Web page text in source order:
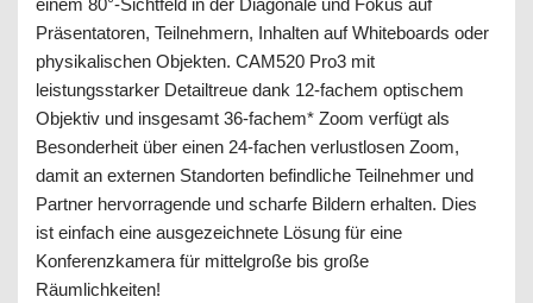
einem 80°-Sichtfeld in der Diagonale und Fokus auf
Präsentatoren, Teilnehmern, Inhalten auf Whiteboards oder
physikalischen Objekten. CAM520 Pro3 mit
leistungsstarker Detailtreue dank 12-fachem optischem
Objektiv und insgesamt 36-fachem* Zoom verfügt als
Besonderheit über einen 24-fachen verlustlosen Zoom,
damit an externen Standorten befindliche Teilnehmer und
Partner hervorragende und scharfe Bildern erhalten. Dies
ist einfach eine ausgezeichnete Lösung für eine
Konferenzkamera für mittelgroße bis große
Räumlichkeiten!